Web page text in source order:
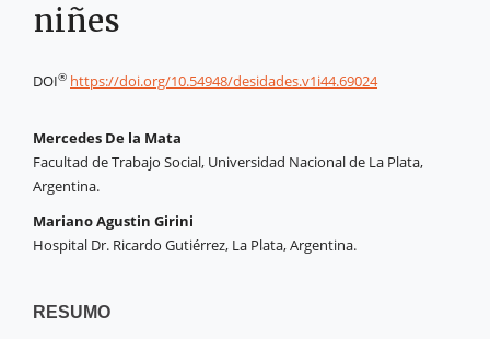
niñes
DOI® https://doi.org/10.54948/desidades.v1i44.69024
Mercedes De la Mata
Facultad de Trabajo Social, Universidad Nacional de La Plata,
Argentina.
Mariano Agustin Girini
Hospital Dr. Ricardo Gutiérrez, La Plata, Argentina.
RESUMO